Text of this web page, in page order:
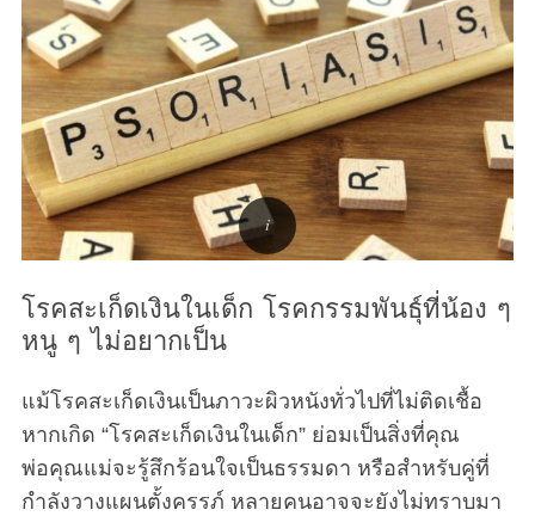
โรคสะเก็ดเงินในเด็ก โรคกรรมพันธุ์ที่น้อง ๆ
หนู ๆ ไม่อยากเป็น
แม้โรคสะเก็ดเงินเป็นภาวะผิวหนังทั่วไปที่ไม่ติดเชื้อ
หากเกิด “โรคสะเก็ดเงินในเด็ก” ย่อมเป็นสิ่งที่คุณ
พ่อคุณแม่จะรู้สึกร้อนใจเป็นธรรมดา หรือสำหรับคู่ที่
กำลังวางแผนตั้งครรภ์ หลายคนอาจจะยังไม่ทราบมา